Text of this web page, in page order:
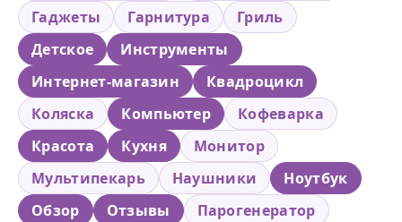
Гаджеты
Гарнитура
Гриль
Детское
Инструменты
Интернет-магазин
Квадроцикл
Коляска
Компьютер
Кофеварка
Красота
Кухня
Монитор
Мультипекарь
Наушники
Ноутбук
Обзор
Отзывы
Парогенератор